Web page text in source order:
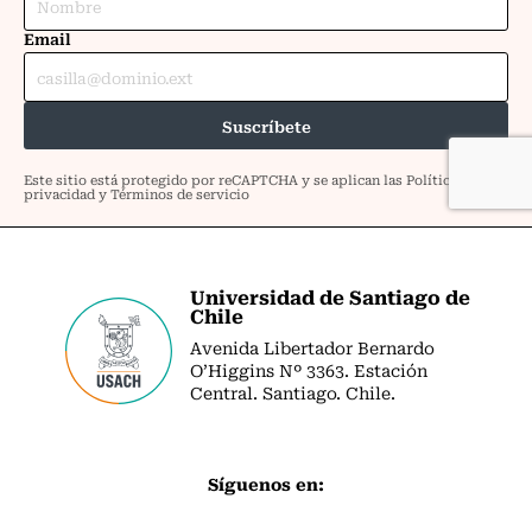
Universidad de Santiago de
Chile
Avenida Libertador Bernardo
O’Higgins Nº 3363. Estación
Central. Santiago. Chile.
Síguenos en: